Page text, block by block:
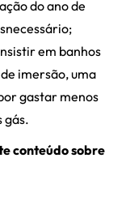
do ano de
em banhos
imersão, uma
gastar menos
gás.
conteúdo sobre